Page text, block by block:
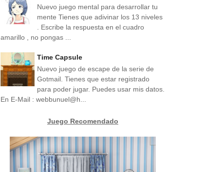
Nuevo juego mental para desarrollar tu
mente Tienes que adivinar los 13 niveles
. Escribe la respuesta en el cuadro
amarillo , no pongas ...
Time Capsule
Nuevo juego de escape de la serie de
Gotmail. Tienes que estar registrado
para poder jugar. Puedes usar mis datos.
En E-Mail : webbunuel@h...
Juego Recomendado